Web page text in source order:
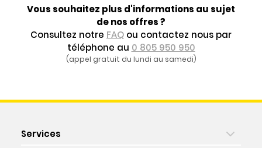
Vous souhaitez plus d'informations au sujet
de nos offres ?
Consultez notre FAQ ou contactez nous par
téléphone au 0 805 950 950
(appel gratuit du lundi au samedi)
Services